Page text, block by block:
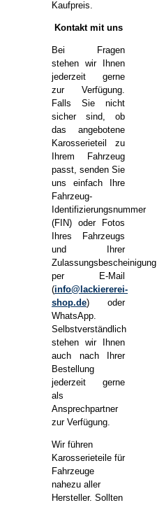
Kaufpreis.
Kontakt mit uns
Bei Fragen
stehen wir Ihnen
jederzeit gerne
zur Verfügung.
Falls Sie nicht
sicher sind, ob
das angebotene
Karosserieteil zu
Ihrem Fahrzeug
passt, senden Sie
uns einfach Ihre
Fahrzeug-
Identifizierungsnummer
(FIN) oder Fotos
Ihres Fahrzeugs
und Ihrer
Zulassungsbescheinigung
per E-Mail
(info@lackiererei-
shop.de) oder
WhatsApp.
Selbstverständlich
stehen wir Ihnen
auch nach Ihrer
Bestellung
jederzeit gerne
als
Ansprechpartner
zur Verfügung.
Wir führen
Karosserieteile für
Fahrzeuge
nahezu aller
Hersteller. Sollten